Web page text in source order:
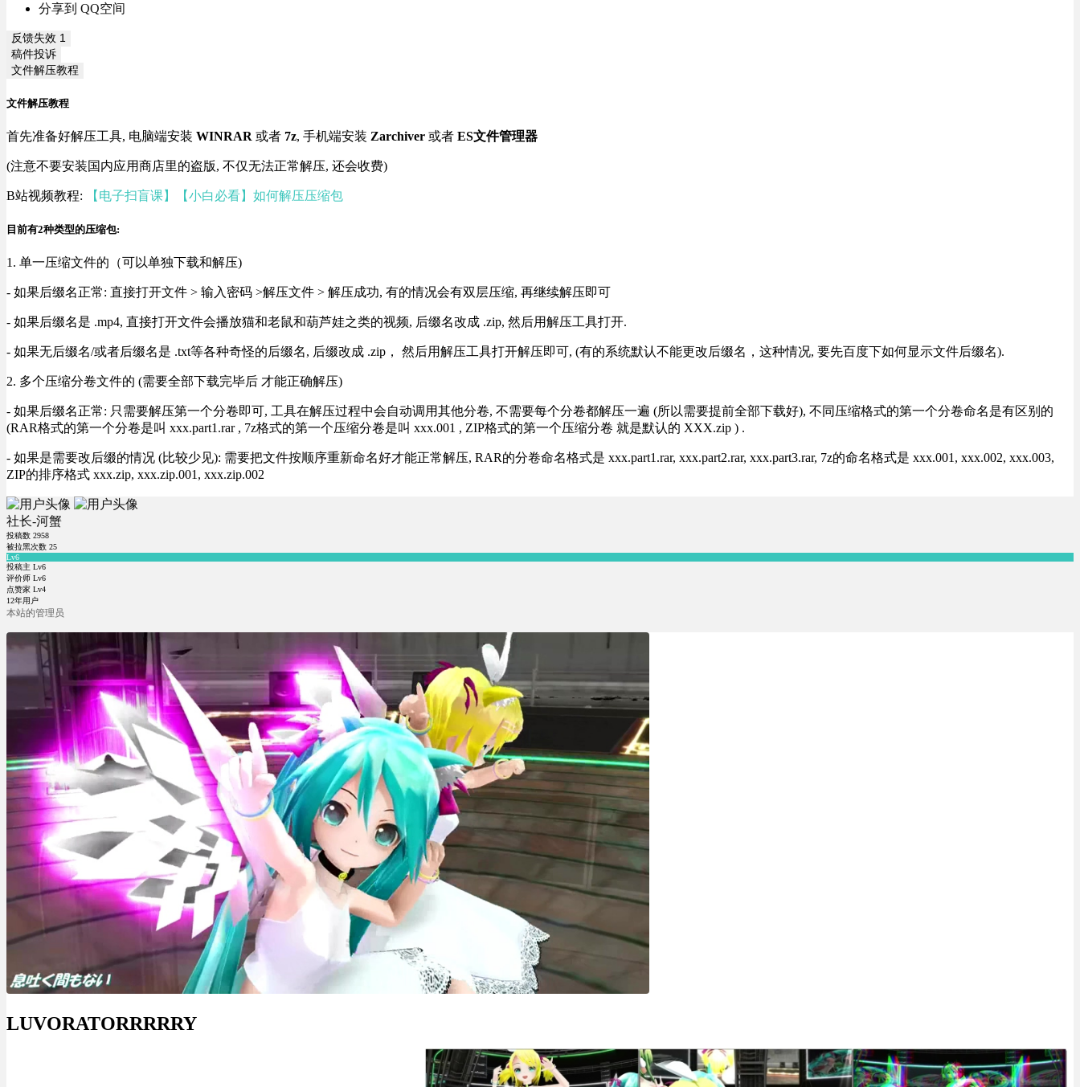
分享到 QQ空间
反馈失效 1
稿件投诉
文件解压教程
文件解压教程
首先准备好解压工具, 电脑端安装 WINRAR 或者 7z, 手机端安装 Zarchiver 或者 ES文件管理器
(注意不要安装国内应用商店里的盗版, 不仅无法正常解压, 还会收费)
B站视频教程: 【电子扫盲课】【小白必看】如何解压压缩包
目前有2种类型的压缩包:
1. 单一压缩文件的（可以单独下载和解压)
- 如果后缀名正常: 直接打开文件 > 输入密码 >解压文件 > 解压成功, 有的情况会有双层压缩, 再继续解压即可
- 如果后缀名是 .mp4, 直接打开文件会播放猫和老鼠和葫芦娃之类的视频, 后缀名改成 .zip, 然后用解压工具打开.
- 如果无后缀名/或者后缀名是 .txt等各种奇怪的后缀名, 后缀改成 .zip， 然后用解压工具打开解压即可, (有的系统默认不能更改后缀名，这种情况, 要先百度下如何显示文件后缀名).
2. 多个压缩分卷文件的 (需要全部下载完毕后 才能正确解压)
- 如果后缀名正常: 只需要解压第一个分卷即可, 工具在解压过程中会自动调用其他分卷, 不需要每个分卷都解压一遍 (所以需要提前全部下载好), 不同压缩格式的第一个分卷命名是有区别的
(RAR格式的第一个分卷是叫 xxx.part1.rar , 7z格式的第一个压缩分卷是叫 xxx.001 , ZIP格式的第一个压缩分卷 就是默认的 XXX.zip ) .
- 如果是需要改后缀的情况 (比较少见): 需要把文件按顺序重新命名好才能正常解压, RAR的分卷命名格式是 xxx.part1.rar, xxx.part2.rar, xxx.part3.rar, 7z的命名格式是 xxx.001, xxx.002, xxx.003,
ZIP的排序格式 xxx.zip, xxx.zip.001, xxx.zip.002
社长-河蟹
投稿数 2958
被拉黑次数 25
Lv6
投稿主 Lv6
评价师 Lv6
点赞家 Lv4
12年用户
本站的管理员
LUVORATORRRRRY